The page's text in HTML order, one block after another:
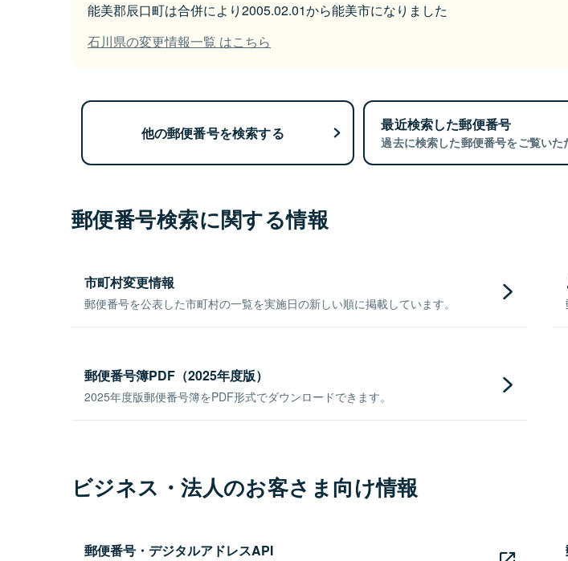
能美郡辰口町は合併により2005.02.01から能美市になりました
石川県の変更情報一覧 はこちら
他の郵便番号を検索する 最近検索した郵便番号
過去に検索した郵便番号をご覧いた
郵便番号検索に関する情報
市町村変更情報
郵便番号を公表した市町村の一覧を実施日の新しい順に掲載しています。
郵便番号簿PDF（2025年度版）
2025年度版郵便番号簿をPDF形式でダウンロードできます。
ビジネス・法人のお客さま向け情報
郵便番号・デジタルアドレスAPI